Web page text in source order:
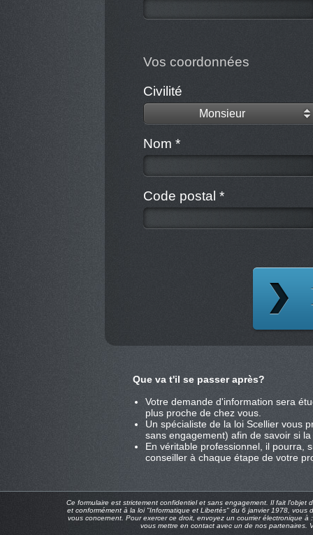
Vos coordonnées
Civilité
Monsieur
Nom *
Code postal *
Que va t'il se passer après?
Votre demande d'information sera
plus proche de chez vous.
Un spécialiste de la loi Scellier vous
sans engagement) afin de savoir si
En véritable professionnel, il pourra,
conseiller à chaque étape de votre
Ce formulaire est strictement confidentiel et sans engagement. Il fait
et conformément à la loi "Informatique et Libertés" du 6 janvier 1978,
vous concernent. Pour exercer ce droit, envoyez un courrier électronique
vous mettre en contact avec un de nos partenaires.